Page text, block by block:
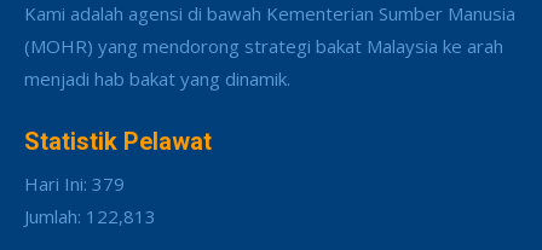
Kami adalah agensi di bawah Kementerian Sumber Manusia
(MOHR) yang mendorong strategi bakat Malaysia ke arah
menjadi hab bakat yang dinamik.
Statistik Pelawat
Hari Ini: 379
Jumlah: 122,813